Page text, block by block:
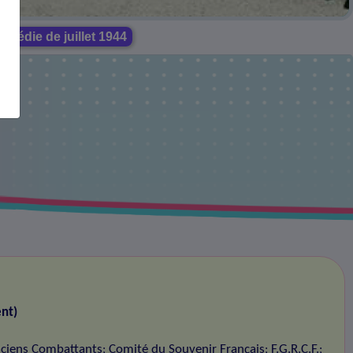
de juillet 1944
Combattants;Comité du Souvenir Français; F.G.R.C.F.;